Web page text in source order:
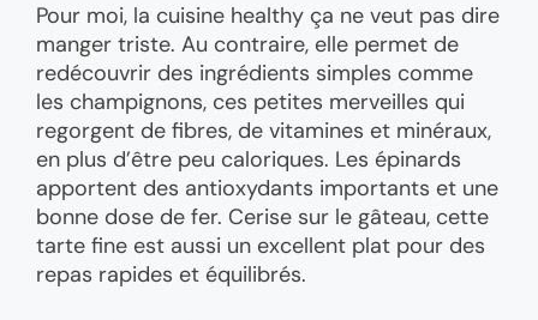
Pour moi, la cuisine healthy ça ne veut pas dire
manger triste. Au contraire, elle permet de
redécouvrir des ingrédients simples comme
les champignons, ces petites merveilles qui
regorgent de fibres, de vitamines et minéraux,
en plus d’être peu caloriques. Les épinards
apportent des antioxydants importants et une
bonne dose de fer. Cerise sur le gâteau, cette
tarte fine est aussi un excellent plat pour des
repas rapides et équilibrés.